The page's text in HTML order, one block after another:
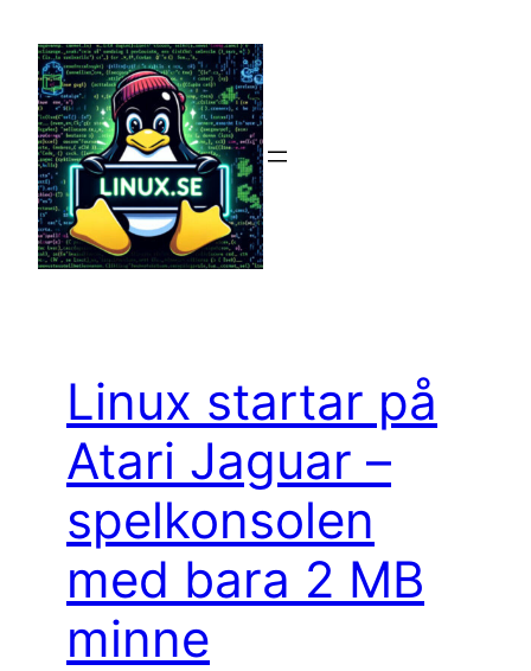
innehåll
Linux startar på
Atari Jaguar –
spelkonsolen
med bara 2 MB
minne